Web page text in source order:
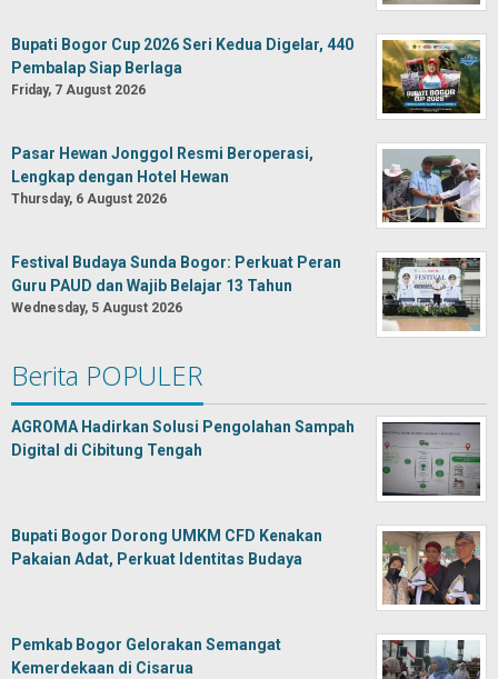
Bupati Bogor Cup 2026 Seri Kedua Digelar, 440
Pembalap Siap Berlaga
Friday, 7 August 2026
Pasar Hewan Jonggol Resmi Beroperasi,
Lengkap dengan Hotel Hewan
Thursday, 6 August 2026
Festival Budaya Sunda Bogor: Perkuat Peran
Guru PAUD dan Wajib Belajar 13 Tahun
Wednesday, 5 August 2026
Berita POPULER
AGROMA Hadirkan Solusi Pengolahan Sampah
Digital di Cibitung Tengah
Bupati Bogor Dorong UMKM CFD Kenakan
Pakaian Adat, Perkuat Identitas Budaya
Pemkab Bogor Gelorakan Semangat
Kemerdekaan di Cisarua